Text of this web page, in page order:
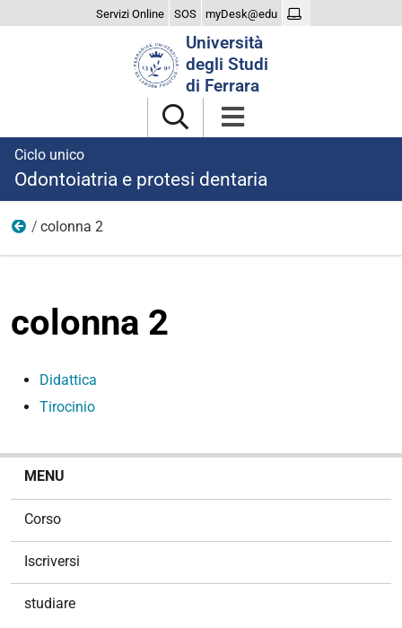
Servizi Online SOS myDesk@edu
Università
degli Studi
di Ferrara
Ciclo unico
Odontoiatria e protesi dentaria
studiare
colonna 2
colonna 2
Didattica
Tirocinio
MENU
Corso
Iscriversi
studiare